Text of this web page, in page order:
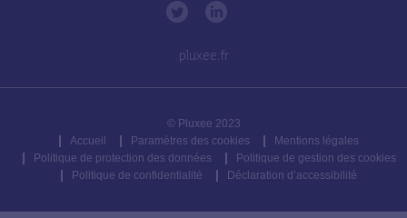
pluxee.fr
© Pluxee 2023
Accueil
Paramètres des cookies
Mentions légales
Politique de protection des données
Politique de gestion des cookies
Politique de confidentialité
Déclaration d’accessibilité